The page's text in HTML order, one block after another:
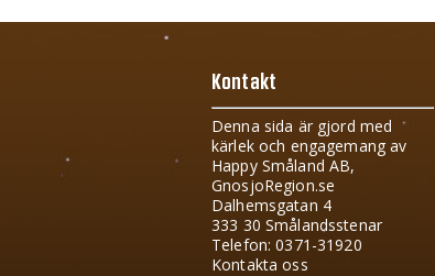
Kontakt
Denna sida är gjord med
kärlek och engagemang av
Happy Småland AB,
GnosjoRegion.se
Dalhemsgatan 4
333 30 Smålandsstenar
Telefon: 0371-31920
Kontakta oss